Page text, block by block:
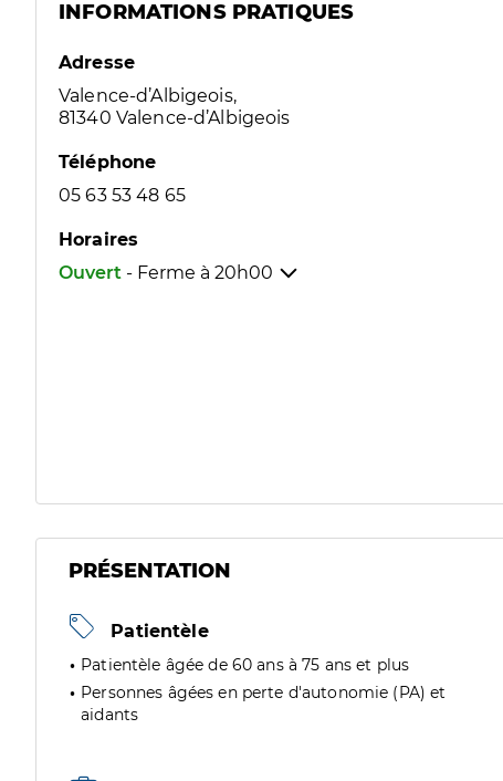
INFORMATIONS PRATIQUES
Adresse
Valence-d’Albigeois,
81340 Valence-d’Albigeois
Téléphone
05 63 53 48 65
Horaires
Ouvert - Ferme à 20h00
PRÉSENTATION
Patientèle
Patientèle âgée de 60 ans à 75 ans et plus
Personnes âgées en perte d'autonomie (PA) et
aidants